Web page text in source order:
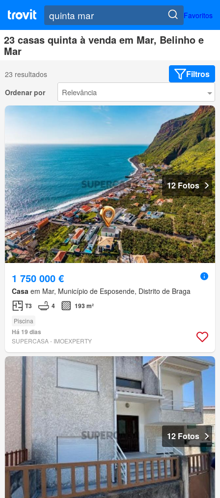
Favoritos
23 casas quinta à venda em Mar, Belinho e
Mar
23 resultados Filtros
Ordenar por
12 Fotos
1 750 000 €
Casa em Mar, Município de Esposende, Distrito de Braga
T3 4 193 m²
Piscina
Há 19 dias
SUPERCASA - IMOEXPERTY
12 Fotos